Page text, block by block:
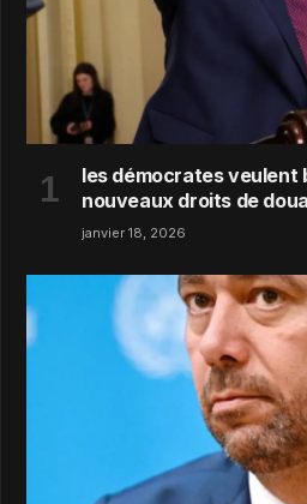
les démocrates veulent
nouveaux droits de
janvier 18, 2026